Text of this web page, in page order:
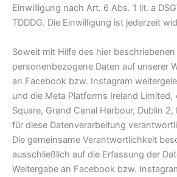
Einwilligung nach Art. 6 Abs. 1 lit. a
TDDDG. Die Einwilligung ist jederzeit
Soweit mit Hilfe des hier beschriebenen
personenbezogene Daten auf unserer
an Facebook bzw. Instagram
und die Meta Platforms Ireland Limited,
Square, Grand Canal Harbour, Dublin
für diese Datenverarbeitung
Die gemeinsame Verantwortlichkeit
ausschließlich auf die Erfassung der
Weitergabe an Facebook bzw.